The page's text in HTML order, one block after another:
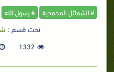
# الشمائل المحمدية # رسول الله
تحت قسم :
1332